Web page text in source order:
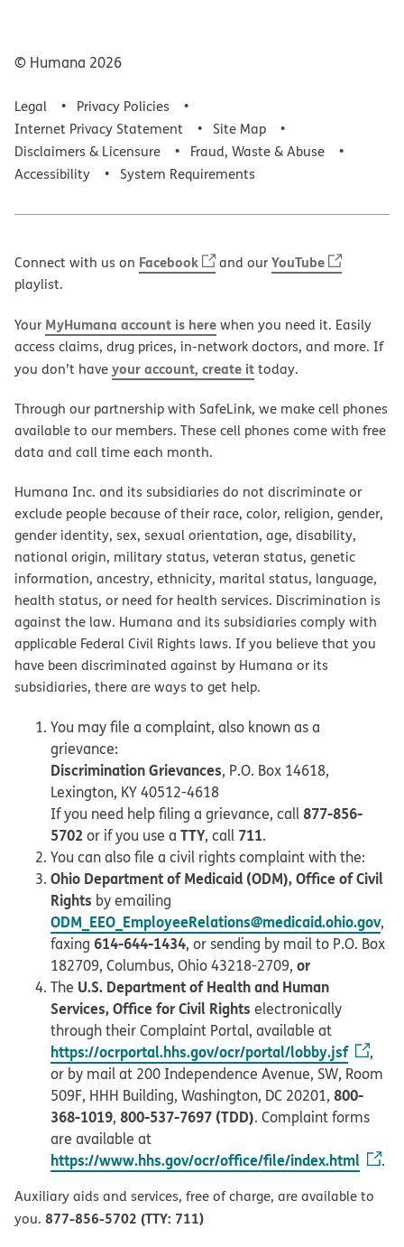
© Humana 2026
Legal
Privacy Policies
Internet Privacy Statement
Site Map
Disclaimers & Licensure
Fraud, Waste & Abuse
Accessibility
System Requirements
Connect with us on Facebook and ourYouTube
playlist.
Your MyHumana account is herewhen you need it. Easily
access claims, drug prices, in-network doctors, and more. If
you don’t haveyour account, create ittoday.
Through our partnership with SafeLink, we make cell phones
available to our members. These cell phones come with free
data and call time each month.
Humana Inc. and its subsidiaries do not discriminate or
exclude people because of their race, color, religion, gender,
gender identity, sex, sexual orientation, age, disability,
national origin, military status, veteran status, genetic
information, ancestry, ethnicity, marital status, language,
health status, or need for health services. Discrimination is
against the law. Humana and its subsidiaries comply with
applicable Federal Civil Rights laws. If you believe that you
have been discriminated against by Humana or its
subsidiaries, there are ways to get help.
You may file a complaint, also known as a
grievance:
Discrimination Grievances, P.O. Box 14618,
Lexington, KY 40512-4618
If you need help filing a grievance, call877-856-
5702 or if you use a TTY, call 711.
You can also file a civil rights complaint with the:
Ohio Department of Medicaid (ODM), Office of Civil
Rights by emailing
ODM_EEO_EmployeeRelations@medicaid.ohio.gov,
faxing 614-644-1434, or sending by mail to P.O. Box
182709, Columbus, Ohio 43218-2709, or
The U.S. Department of Health and Human
Services, Office for Civil Rights electronically
through their Complaint Portal, available at
https://ocrportal.hhs.gov/ocr/portal/lobby.jsf
,
or by mail at 200 Independence Avenue, SW, Room
509F, HHH Building, Washington, DC 20201, 800-
368-1019, 800-537-7697 (TDD). Complaint forms
are available at
https://www.hhs.gov/ocr/office/file/index.html .
Auxiliary aids and services, free of charge, are available to
you. 877-856-5702 (TTY: 711)